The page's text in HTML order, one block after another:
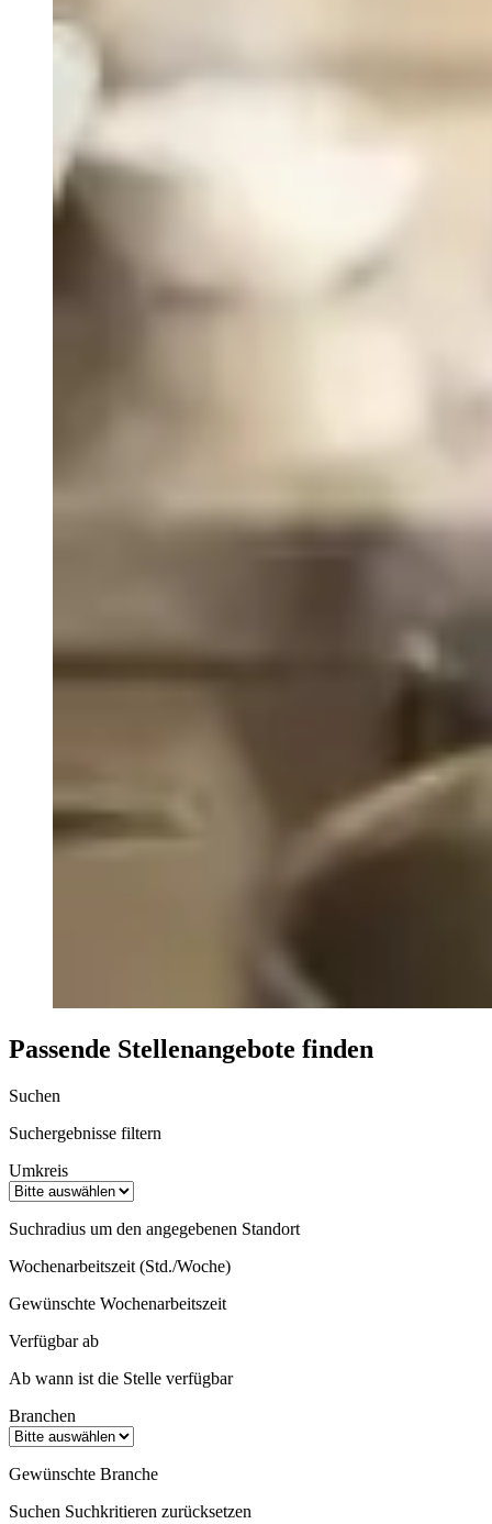
Passende Stellenangebote finden
Suchen
Suchergebnisse filtern
Umkreis
Suchradius um den angegebenen Standort
Wochenarbeitszeit (Std./Woche)
Gewünschte Wochenarbeitszeit
Verfügbar ab
Ab wann ist die Stelle verfügbar
Branchen
Gewünschte Branche
Suchen Suchkritieren zurücksetzen